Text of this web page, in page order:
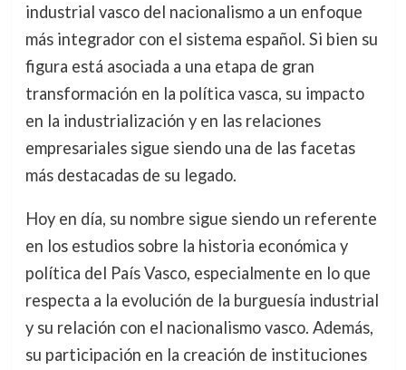
industrial vasco del nacionalismo a un enfoque
más integrador con el sistema español. Si bien su
figura está asociada a una etapa de gran
transformación en la política vasca, su impacto
en la industrialización y en las relaciones
empresariales sigue siendo una de las facetas
más destacadas de su legado.
Hoy en día, su nombre sigue siendo un referente
en los estudios sobre la historia económica y
política del País Vasco, especialmente en lo que
respecta a la evolución de la burguesía industrial
y su relación con el nacionalismo vasco. Además,
su participación en la creación de instituciones